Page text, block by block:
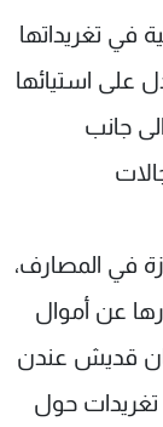
في تغريداتها
على استيائها
جانب
في المصارف،
عن أموال
قديش عندن
تغريدات حول